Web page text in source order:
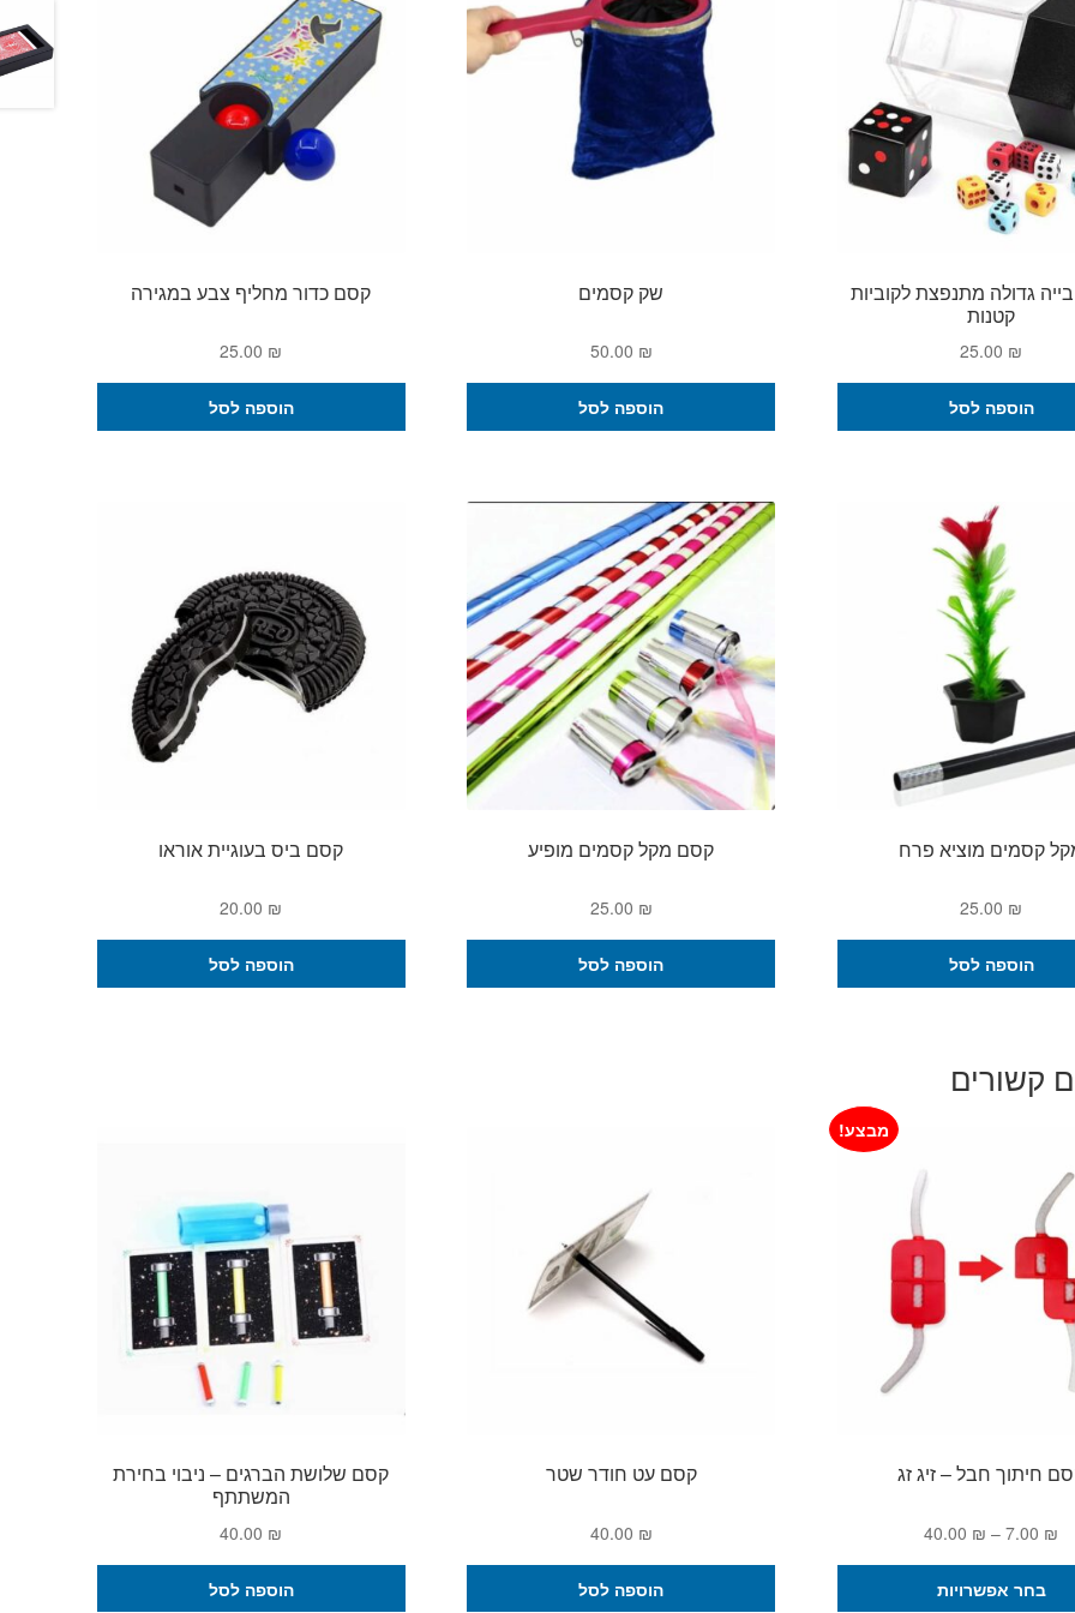
גדולה מתנפצת לקוביות
קטנות
25.00 ₪
הוספה לסל
שק קסמים
50.00 ₪
הוספה לסל
קסם כדור מחליף צבע במגירה
25.00 ₪
הוספה לסל
קסמים מוציא פרח
25.00 ₪
הוספה לסל
קסם מקל קסמים מופיע
25.00 ₪
הוספה לסל
קסם ביס בעוגיית אוראו
20.00 ₪
הוספה לסל
קשורים
חיתוך חבל – זיג זג
מבצע!
7.00 ₪
–
40.00 ₪
טווח
בחר אפשרויות
קסם עט חודר שטר
40.00 ₪
הוספה לסל
קסם שלושת הברגים – ניבוי בחירת
המשתתף
40.00 ₪
הוספה לסל